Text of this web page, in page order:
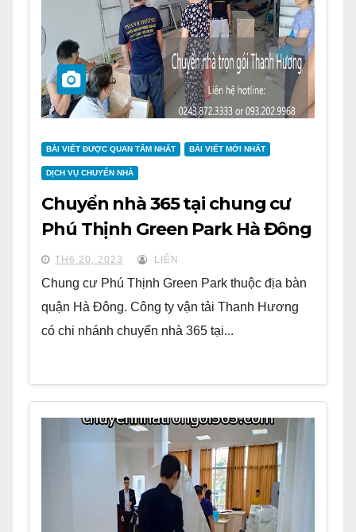
BÀI VIẾT ĐƯỢC QUAN TÂM NHẤT BÀI VIẾT MỚI NHẤT
DỊCH VỤ CHUYỂN NHÀ
Chuyển nhà 365 tại chung cư
Phú Thịnh Green Park Hà Đông
TH6 20, 2023 LIÊN
Chung cư Phú Thịnh Green Park thuộc địa bàn
quận Hà Đông. Công ty vận tải Thanh Hương
có chi nhánh chuyển nhà 365 tại...